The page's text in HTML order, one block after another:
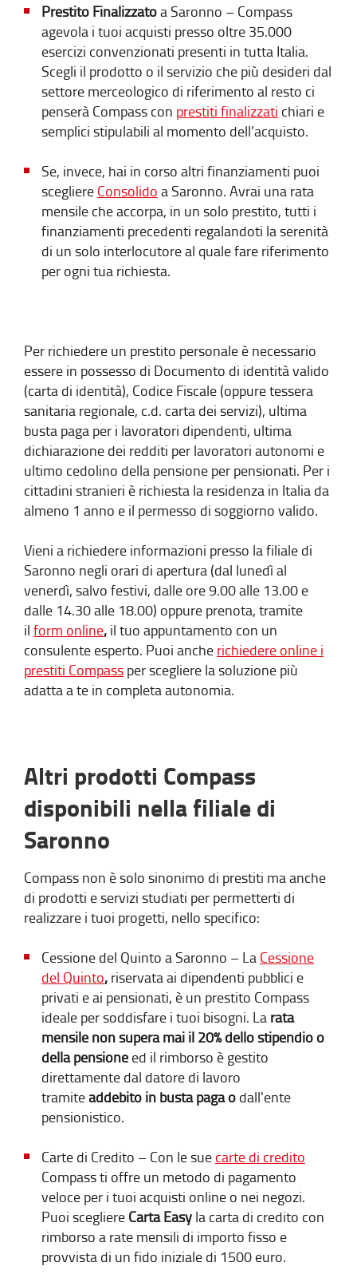
Prestito Finalizzatoa Saronno – Compass
agevola i tuoi acquisti presso oltre 35.000
esercizi convenzionati presenti in tutta Italia.
Scegli il prodotto o il servizio che più desideri dal
settore merceologico di riferimento al resto ci
penserà Compass con prestiti finalizzati chiari e
semplici stipulabili al momento dell’acquisto.
Se, invece, hai in corso altri finanziamenti puoi
scegliere Consolido a Saronno. Avrai una rata
mensile che accorpa, in un solo prestito, tutti i
finanziamenti precedenti regalandoti la serenità
di un solo interlocutore al quale fare riferimento
per ogni tua richiesta.
Per richiedere un prestito personale è necessario
essere in possesso di Documento di identità valido
(carta di identità), Codice Fiscale (oppure tessera
sanitaria regionale, c.d. carta dei servizi), ultima
busta paga per i lavoratori dipendenti, ultima
dichiarazione dei redditi per lavoratori autonomi e
ultimo cedolino della pensione per pensionati. Per i
cittadini stranieri è richiesta la residenza in Italia da
almeno 1 anno e il permesso di soggiorno valido.
Vieni a richiedere informazioni presso la filiale di
Saronno negli orari di apertura (dal lunedì al
venerdì, salvo festivi, dalle ore 9.00 alle 13.00 e
dalle 14.30 alle 18.00) oppure prenota, tramite
il form online, il tuo appuntamento con un
consulente esperto. Puoi anche richiedere online i
prestiti Compass per scegliere la soluzione più
adatta a te in completa autonomia.
Altri prodotti Compass
disponibili nella filiale di
Saronno
Compass non è solo sinonimo di prestiti ma anche
di prodotti e servizi studiati per permetterti di
realizzare i tuoi progetti, nello specifico:
Cessione del Quinto a Saronno – La Cessione
del Quinto, riservata ai dipendenti pubblici e
privati e ai pensionati, è un prestito Compass
ideale per soddisfare i tuoi bisogni. La rata
mensile non supera mai il 20% dello stipendio o
della pensione ed il rimborso è gestito
direttamente dal datore di lavoro
tramiteaddebito in busta paga o dall'ente
pensionistico.
Carte di Credito – Con le sue carte di credito
Compass ti offre un metodo di pagamento
veloce per i tuoi acquisti online o nei negozi.
Puoi scegliere Carta Easy la carta di credito con
rimborso a rate mensili di importo fisso e
provvista di un fido iniziale di 1500 euro.